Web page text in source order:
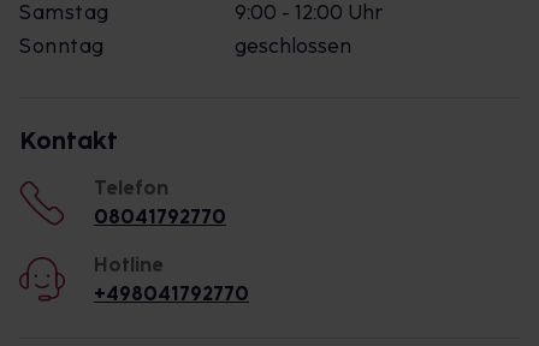
Samstag
9:00 - 12:00 Uhr
Sonntag
geschlossen
Kontakt
Telefon
08041792770
Hotline
+498041792770